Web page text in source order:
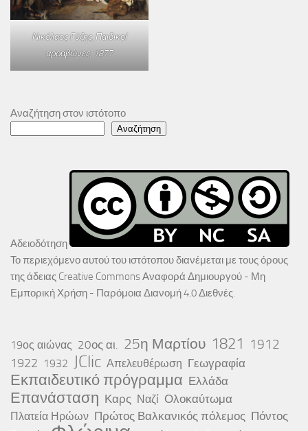
Νικόλαος Γύζης,Παιδικοί
αρραβώνες, 1877
Αναζήτηση στον ιστότοπο
Αναζήτηση
Αδειοδότηση
Το περιεχόμενο αυτού του ιστότοπου διανέμεται με τους όρους
της άδειας Creative Commons Αναφορά Δημιουργού - Μη
Εμπορική Χρήση - Παρόμοια Διανομή 4.0 Διεθνές.
19ος αιώνας 20ος αι. 25η Μαρτίου 1821 1912
1922 1932 JClic Απελευθέρωση Γεωγραφία
Εκπαιδευτικό πρόγραμμα Ελλάδα
Επανάσταση Καρς Ναζί Ολοκαύτωμα
Πλατεία Ηρώων Πρώτος Βαλκανικός πόλεμος Πόντος